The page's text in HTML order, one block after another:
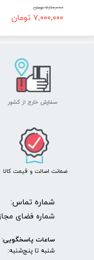
۷,۱۱۰,۰۰۰ تومان
۷,۰۰۰,۰۰۰ تومان
سفارش خارج از کشور
ضمانت اصالت و قیمت​​​​​​​ کالا ​​​​​​​
شماره
شماره فضای
ساعات پاسخگویی:
شنبه تا